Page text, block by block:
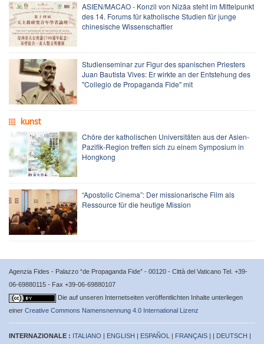
ASIEN/MACAO - Konzil von Nizäa steht im Mittelpunkt
des 14. Forums für katholische Studien für junge
chinesische Wissenschaftler
Studienseminar zur Figur des spanischen Priesters
Juan Bautista Vives: Er wirkte an der Entstehung des
"Collegio de Propaganda Fide" mit
kunst
Chöre der katholischen Universitäten aus der Asien-
Pazifik-Region treffen sich zu einem Symposium in
Hongkong
“Apostolic Cinema”: Der missionarische Film als
Ressource für die heutige Mission
Agenzia Fides - Palazzo “de Propaganda Fide” - 00120 - Città del Vaticano Tel. +39-
06-69880115 - Fax +39-06-69880107
Die auf unseren Internetseiten veröffentlichten Inhalte unterliegen
einer Creative Commons Namensnennung 4.0 International Lizenz
INTERNAZIONALE : ITALIANO | ENGLISH | ESPAÑOL | FRANÇAIS | | DEUTSCH |